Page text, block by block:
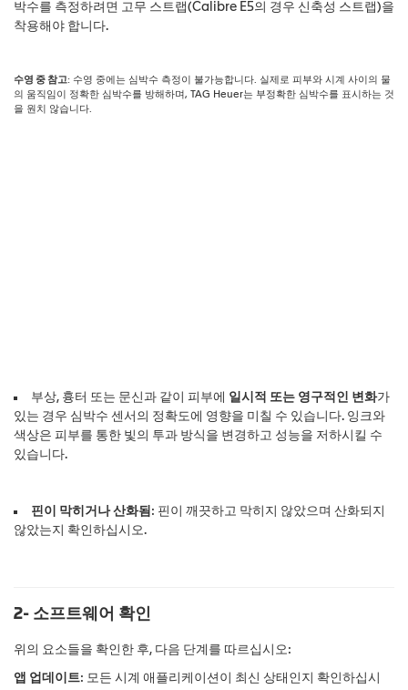
박수를 측정하려면 고무 스트랩(Calibre E5의 경우 신축성 스트랩)을
착용해야 합니다.
수영 중 참고: 수영 중에는 심박수 측정이 불가능합니다. 실제로 피부와 시계 사이의 물
의 움직임이 정확한 심박수를 방해하며, TAG Heuer는 부정확한 심박수를 표시하는 것
을 원치 않습니다.
부상, 흉터 또는 문신과 같이 피부에 일시적 또는 영구적인 변화가
있는 경우 심박수 센서의 정확도에 영향을 미칠 수 있습니다. 잉크와
색상은 피부를 통한 빛의 투과 방식을 변경하고 성능을 저하시킬 수
있습니다.
핀이 막히거나 산화됨 : 핀이 깨끗하고 막히지 않았으며 산화되지
않았는지 확인하십시오.
2- 소프트웨어 확인
위의 요소들을 확인한 후, 다음 단계를 따르십시오:
앱 업데이트: 모든 시계 애플리케이션이 최신 상태인지 확인하십시